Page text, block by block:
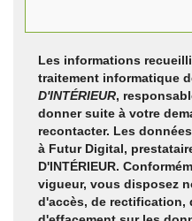
Les informations
traitement informatique
D'INTÉRIEUR,
donner suite à votre
recontacter. Les
à Futur Digital,
D'INTÉRIEUR.
vigueur, vous disposez
d'accès, de rectification,